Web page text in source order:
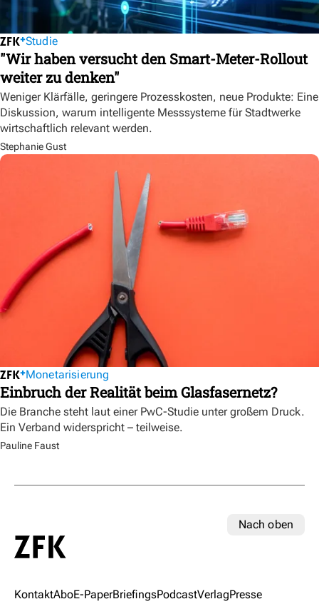
Studie
"Wir haben versucht den Smart-Meter-Rollout
weiter zu denken"
Weniger Klärfälle, geringere Prozesskosten, neue Produkte: Eine
Diskussion, warum intelligente Messsysteme für Stadtwerke
wirtschaftlich relevant werden.
Stephanie Gust
Monetarisierung
Einbruch der Realität beim Glasfasernetz?
Die Branche steht laut einer PwC-Studie unter großem Druck.
Ein Verband widerspricht – teilweise.
Pauline Faust
Nach oben
KontaktAboE-PaperBriefingsPodcastVerlagPresse